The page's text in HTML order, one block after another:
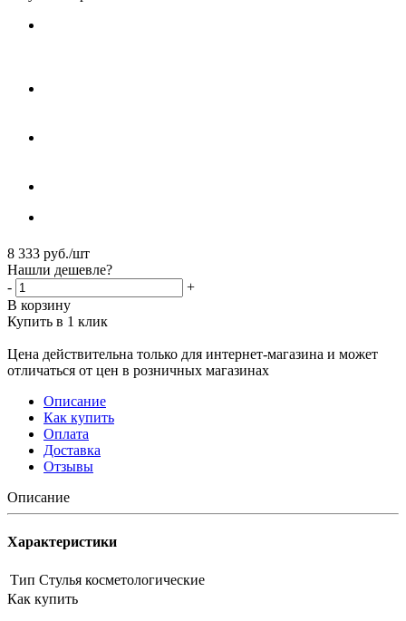
8 333 руб./шт
Нашли дешевле?
-
+
В корзину
Купить в 1 клик
Цена действительна только для интернет-магазина и может
отличаться от цен в розничных магазинах
Описание
Как купить
Оплата
Доставка
Отзывы
Описание
Характеристики
Тип Стулья косметологические
Как купить